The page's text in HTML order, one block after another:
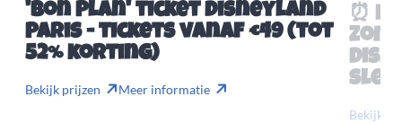
'Bon Plan' ticket Disneyland
Paris - tickets vanaf €49 (tot
52% korting)
Bekijk prijzen Meer informatie
⏰
Bekijk